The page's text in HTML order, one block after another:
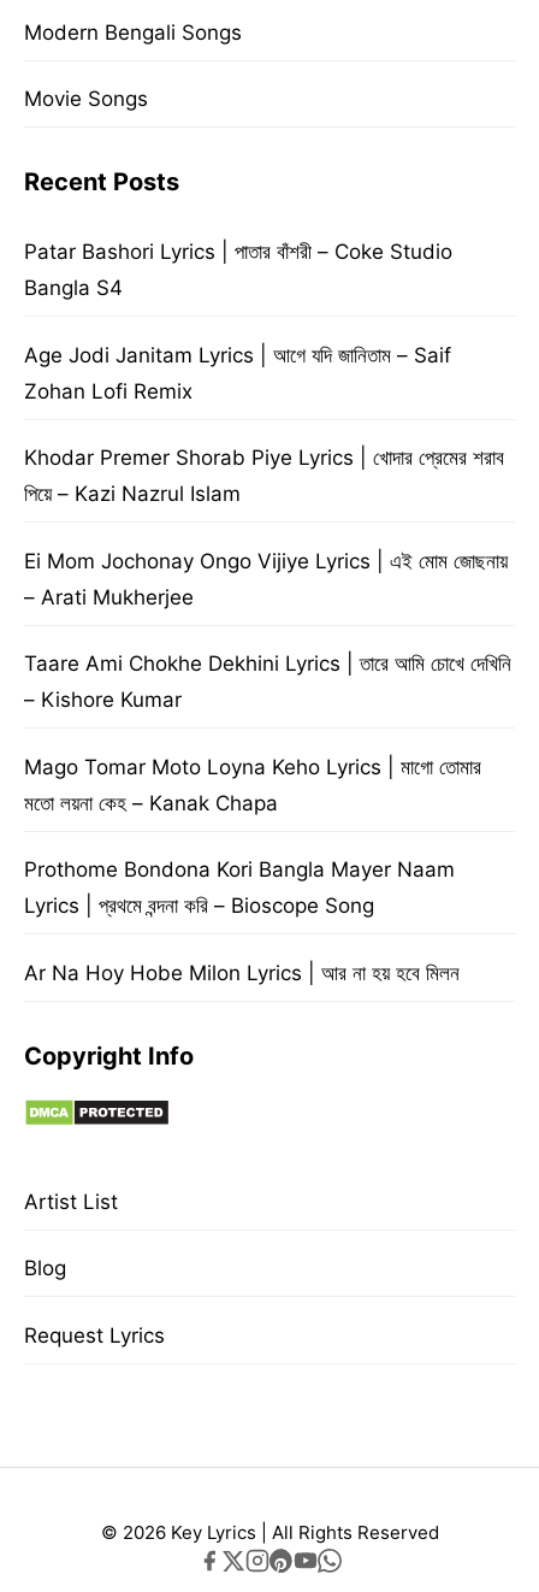
Modern Bengali Songs
Movie Songs
Recent Posts
Patar Bashori Lyrics | পাতার বাঁশরী – Coke Studio
Bangla S4
Age Jodi Janitam Lyrics | আগে যদি জানিতাম – Saif
Zohan Lofi Remix
Khodar Premer Shorab Piye Lyrics | খোদার প্রেমের শরাব
পিয়ে – Kazi Nazrul Islam
Ei Mom Jochonay Ongo Vijiye Lyrics | এই মোম জোছনায়
– Arati Mukherjee
Taare Ami Chokhe Dekhini Lyrics | তারে আমি চোখে দেখিনি
– Kishore Kumar
Mago Tomar Moto Loyna Keho Lyrics | মাগো তোমার
মতো লয়না কেহ – Kanak Chapa
Prothome Bondona Kori Bangla Mayer Naam
Lyrics | প্রথমে বন্দনা করি – Bioscope Song
Ar Na Hoy Hobe Milon Lyrics | আর না হয় হবে মিলন
Copyright Info
Artist List
Blog
Request Lyrics
© 2026 Key Lyrics | All Rights Reserved